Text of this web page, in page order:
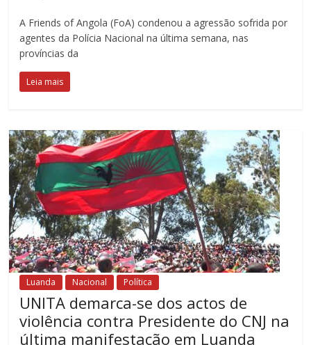
A Friends of Angola (FoA) condenou a agressão sofrida por
agentes da Polícia Nacional na última semana, nas
províncias da
Leia mais
Luanda Nacional Política
UNITA demarca-se dos actos de
violência contra Presidente do CNJ na
última manifestação em Luanda